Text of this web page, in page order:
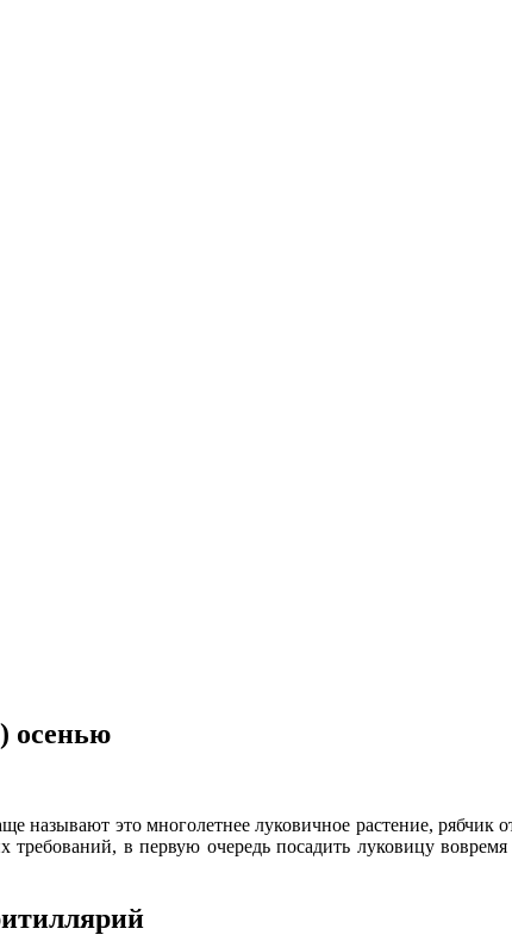
осенью
называют это многолетнее луковичное растение,
требований, в первую очередь посадить луковицу